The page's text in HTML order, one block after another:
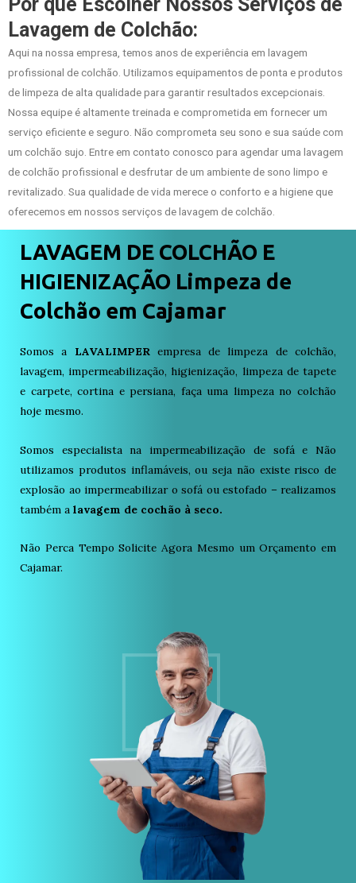
Lavagem de Colchão:
Aqui na nossa empresa, temos anos de experiência em lavagem
profissional de colchão. Utilizamos equipamentos de ponta e produtos
de limpeza de alta qualidade para garantir resultados excepcionais.
Nossa equipe é altamente treinada e comprometida em fornecer um
serviço eficiente e seguro. Não comprometa seu sono e sua saúde com
um colchão sujo. Entre em contato conosco para agendar uma lavagem
de colchão profissional e desfrutar de um ambiente de sono limpo e
revitalizado. Sua qualidade de vida merece o conforto e a higiene que
oferecemos em nossos serviços de lavagem de colchão.
LAVAGEM DE COLCHÃO E
HIGIENIZAÇÃO Limpeza de
Colchão em Cajamar
Somos a LAVALIMPER empresa de limpeza de colchão,
lavagem, impermeabilização, higienização, limpeza de tapete
e carpete, cortina e persiana, faça uma limpeza no colchão
hoje mesmo.
Somos especialista na impermeabilização de sofá e Não
utilizamos produtos inflamáveis, ou seja não existe risco de
explosão ao impermeabilizar o sofá ou estofado – realizamos
também a lavagem de cochão à seco.
Não Perca Tempo Solicite Agora Mesmo um Orçamento em
Cajamar.